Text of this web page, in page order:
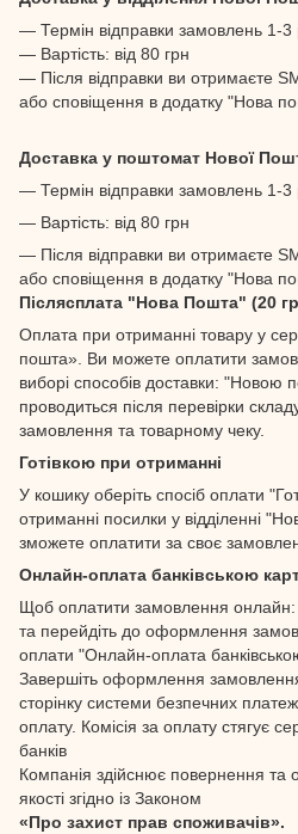
— Термін відправки замовлень 1-3
— Вартість: від 80 грн
— Після відправки ви отримаєте
або сповіщення в додатку "Нова
Доставка у поштомат Нової
— Термін відправки замовлень 1-3
— Вартість: від 80 грн
— Після відправки ви отримаєте
або сповіщення в додатку "Нова
Післясплата "Нова Пошта" (20
Оплата при отриманні товару у
пошта». Ви можете оплатити
виборі способів доставки:
проводиться після перевірки
замовлення та товарному чеку.
Готівкою при отриманні
У кошику оберіть спосіб оплати
отриманні посилки у відділенні
зможете оплатити за своє
Онлайн-оплата банківською
Щоб оплатити замовлення
та перейдіть до оформлення
оплати "Онлайн-оплата
Завершіть оформлення
сторінку системи безпечних
оплату. Комісія за оплату стягує
банків
Компанія здійснює повернення та
якості згідно із Законом
«Про захист прав споживачів».